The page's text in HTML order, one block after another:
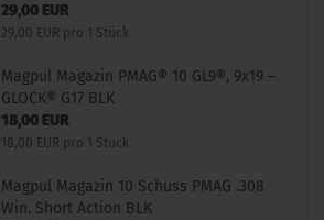
29,00 EUR
29,00 EUR pro 1 Stück
Magpul Magazin PMAG® 10 GL9®, 9x19 –
GLOCK® G17 BLK
18,00 EUR
18,00 EUR pro 1 Stück
Magpul Magazin 10 Schuss PMAG .308
Win. Short Action BLK